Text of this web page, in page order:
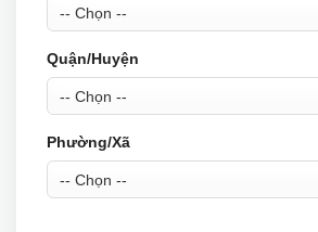
Quận/Huyện
Phường/Xã